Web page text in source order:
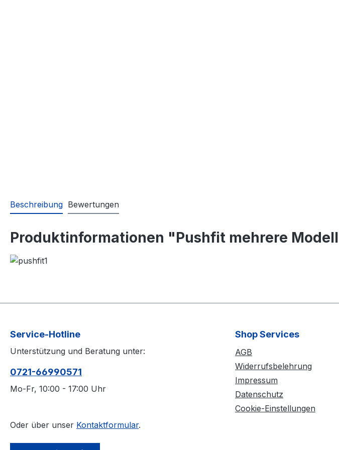
Beschreibung Bewertungen
Produktinformationen "Pushfit mehrere
Service-Hotline
Unterstützung und Beratung unter:
0721-66990571
Mo-Fr, 10:00 - 17:00 Uhr
Oder über unser Kontaktformular.
Shop Services
AGB
Widerrufsbelehrung
Impressum
Datenschutz
Cookie-Einstellungen